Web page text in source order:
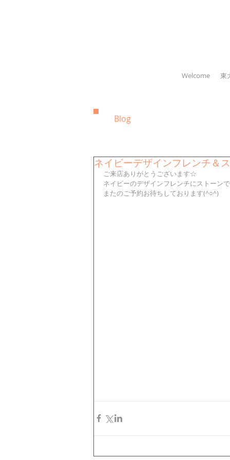
Welcome 東
Blog
ネイビーデザインフレンチ＆
ご来店ありがとうございます☆
ネイビーのデザインフレンチにストーン
またのご予約お待ちしております(^○^)